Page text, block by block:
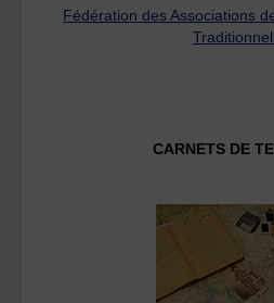
Fédération des Associations
CARNETS DE